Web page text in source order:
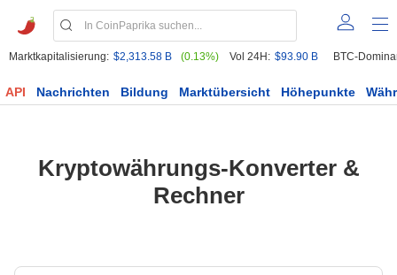
Marktkapitalisierung: $2,313.58 B (0.13%) Vol 24H: $93.90 B BTC-
API Nachrichten Bildung Marktübersicht Höhepunkte
Kryptowährungs-Konverter &
Rechner